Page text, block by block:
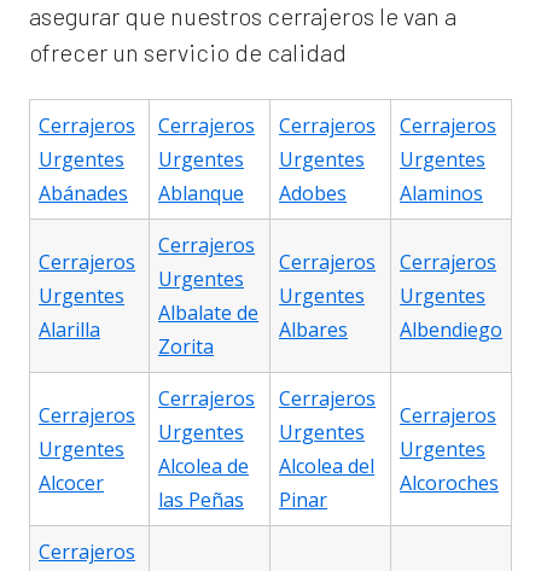
asegurar que nuestros cerrajeros le van a
ofrecer un servicio de calidad
Cerrajeros
Urgentes
Abánades
Cerrajeros
Urgentes
Ablanque
Cerrajeros
Urgentes
Adobes
Cerrajeros
Urgentes
Alaminos
Cerrajeros
Urgentes
Alarilla
Cerrajeros
Urgentes
Albalate de
Zorita
Cerrajeros
Urgentes
Albares
Cerrajeros
Urgentes
Albendiego
Cerrajeros
Urgentes
Alcocer
Cerrajeros
Urgentes
Alcolea de
las Peñas
Cerrajeros
Urgentes
Alcolea del
Pinar
Cerrajeros
Urgentes
Alcoroches
Cerrajeros